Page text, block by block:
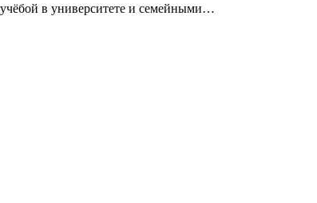
в университете и семейными…